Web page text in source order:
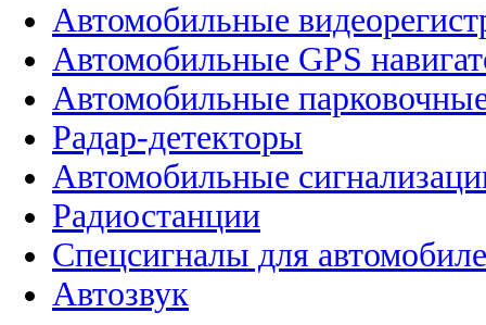
Автомобильные
Автомобильные GPS
Автомобильные
Радар-детекторы
Автомобильные
Радиостанции
Спецсигналы для
Автозвук